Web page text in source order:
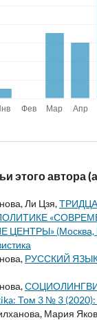
этого автора
Ли Цзя,
(Москва,
РУССКИЙ
Том 3 № 3 (2020):
Мария